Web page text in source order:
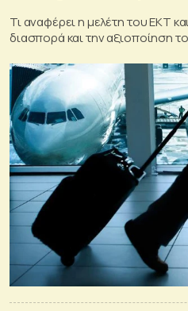
Τι αναφέρει η μελέτη του ΕΚΤ
διασπορά και την αξιοποίηση